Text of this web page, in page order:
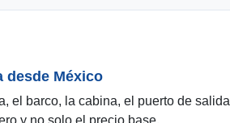
desde México
el barco, la cabina, el puerto de
y no solo el precio base.